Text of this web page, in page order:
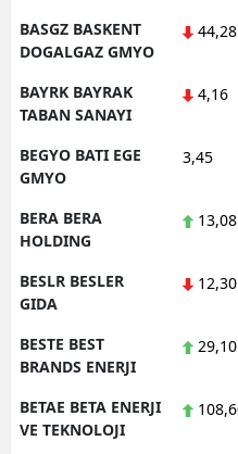
BASGZ BASKENT
DOGALGAZ GMYO
44,28
BAYRK BAYRAK
TABAN SANAYI
4,16
BEGYO BATI EGE
GMYO
3,45
BERA BERA
HOLDING
13,08
BESLR BESLER
GIDA
12,30
BESTE BEST
BRANDS ENERJI
29,10
BETAE BETA ENERJI
VE TEKNOLOJI